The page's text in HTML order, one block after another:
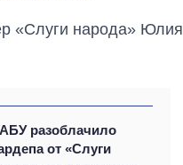
«Слуги народа»
разоблачило
от «Слуги